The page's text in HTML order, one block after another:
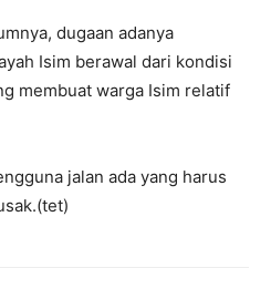
dugaan adanya
Isim berawal dari kondisi
membuat warga Isim relatif
jalan ada yang harus